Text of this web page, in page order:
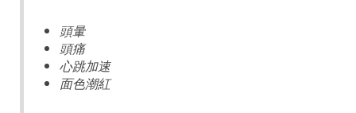
頭暈
頭痛
心跳加速
面色潮紅